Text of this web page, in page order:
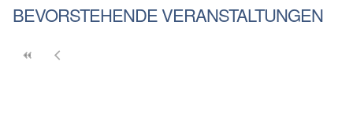
BEVORSTEHENDE VERANSTALTUNGEN